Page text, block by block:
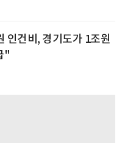
인건비, 경기도가 1조원
"